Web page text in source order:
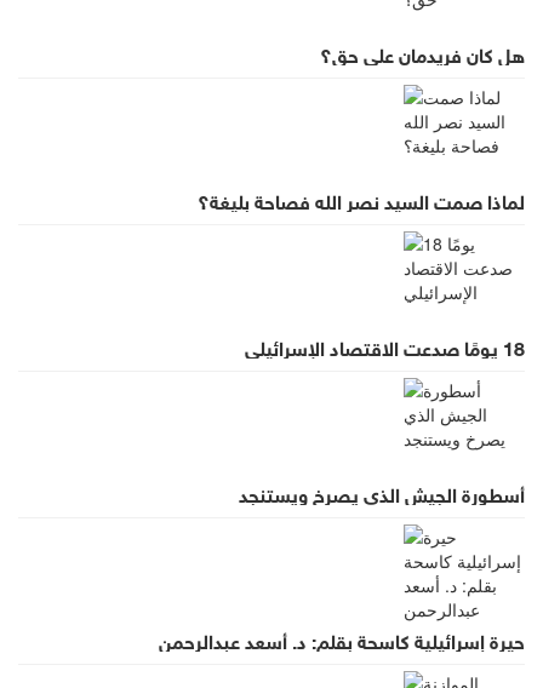
هل كان فريدمان على حق؟
لماذا صمت السيد نصر الله فصاحة بليغة؟
18 يومًا صدعت الاقتصاد الإسرائيلي
أسطورة الجيش الذي يصرخ ويستنجد
حيرة إسرائيلية كاسحة بقلم: د. أسعد عبدالرحمن